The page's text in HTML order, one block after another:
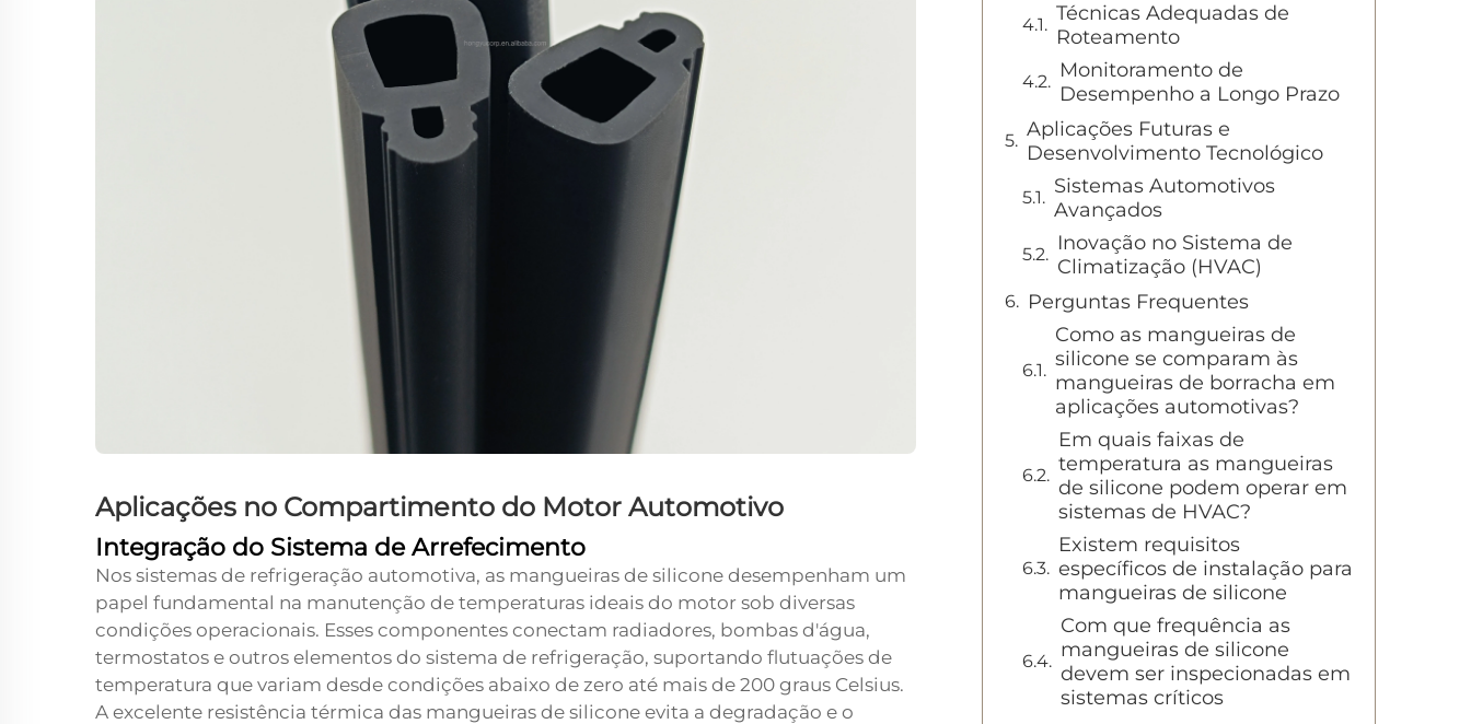
Aplicações no Compartimento do Motor Automotivo
Integração do Sistema de Arrefecimento
Nos sistemas de refrigeração automotiva, as mangueiras de silicone desempenham um
papel fundamental na manutenção de temperaturas ideais do motor sob diversas
condições operacionais. Esses componentes conectam radiadores, bombas d'água,
termostatos e outros elementos do sistema de refrigeração, suportando flutuações de
temperatura que variam desde condições abaixo de zero até mais de 200 graus Celsius.
A excelente resistência térmica das mangueiras de silicone evita a degradação e o
Técnicas Adequadas de
Roteamento
Monitoramento de
Desempenho a Longo Prazo
Aplicações Futuras e
Desenvolvimento Tecnológico
Sistemas Automotivos
Avançados
Inovação no Sistema de
Climatização (HVAC)
Perguntas Frequentes
Como as mangueiras de
silicone se comparam às
mangueiras de borracha em
aplicações automotivas?
Em quais faixas de
temperatura as mangueiras
de silicone podem operar em
sistemas de HVAC?
Existem requisitos
específicos de instalação para
mangueiras de silicone
Com que frequência as
mangueiras de silicone
devem ser inspecionadas em
sistemas críticos